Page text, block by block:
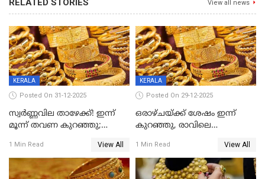
RELATED STORIES View all news
KERALA
Posted On 31-12-2025
സ്വർണ്ണവില താഴേക്ക്! ഇന്ന്
മൂന്ന് തവണ കുറഞ്ഞു;
1 Min Read View All
KERALA
Posted On 29-12-2025
ഒരാഴ്ചയ്ക്ക് ശേഷം ഇന്ന്
കുറഞ്ഞു, രാവിലെ
ഇടിവ്
1 Min Read View All